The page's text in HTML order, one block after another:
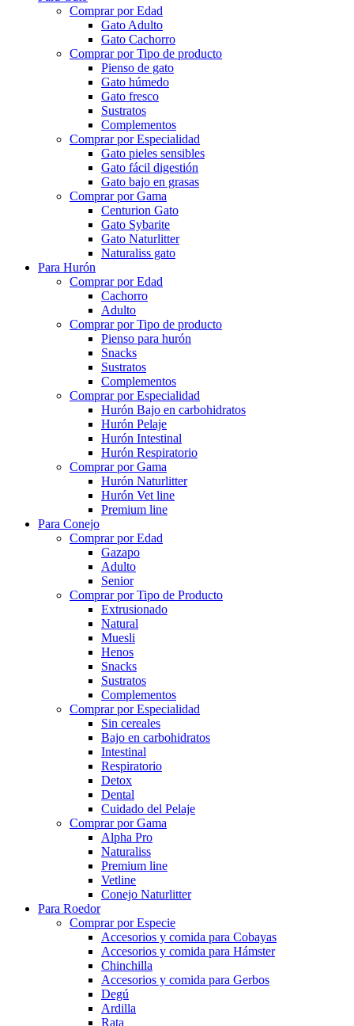
Comprar por Edad
Gato Adulto
Gato Cachorro
Comprar por Tipo de producto
Pienso de gato
Gato húmedo
Gato fresco
Sustratos
Complementos
Comprar por Especialidad
Gato pieles sensibles
Gato fácil digestión
Gato bajo en grasas
Comprar por Gama
Centurion Gato
Gato Sybarite
Gato Naturlitter
Naturaliss gato
Para Hurón
Comprar por Edad
Cachorro
Adulto
Comprar por Tipo de producto
Pienso para hurón
Snacks
Sustratos
Complementos
Comprar por Especialidad
Hurón Bajo en carbohidratos
Hurón Pelaje
Hurón Intestinal
Hurón Respiratorio
Comprar por Gama
Hurón Naturlitter
Hurón Vet line
Premium line
Para Conejo
Comprar por Edad
Gazapo
Adulto
Senior
Comprar por Tipo de Producto
Extrusionado
Natural
Muesli
Henos
Snacks
Sustratos
Complementos
Comprar por Especialidad
Sin cereales
Bajo en carbohidratos
Intestinal
Respiratorio
Detox
Dental
Cuidado del Pelaje
Comprar por Gama
Alpha Pro
Naturaliss
Premium line
Vetline
Conejo Naturlitter
Para Roedor
Comprar por Especie
Accesorios y comida para Cobayas
Accesorios y comida para Hámster
Chinchilla
Accesorios y comida para Gerbos
Degú
Ardilla
Rata